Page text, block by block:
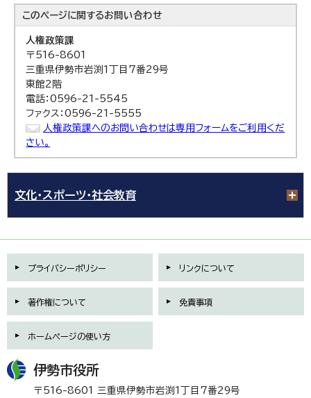
このページに関するお問い合わせ
人権政策課
〒516-8601
三重県伊勢市岩渕1丁目7番29号
東館2階
電話：0596-21-5545
ファクス：0596-21-5555
人権政策課へのお問い合わせは専用フォームをご利用くだ
さい。
文化・スポーツ・社会教育
プライバシーポリシー リンクについて
著作権について 免責事項
ホームページの使い方
伊勢市役所
〒516-8601 三重県伊勢市岩渕1丁目7番29号